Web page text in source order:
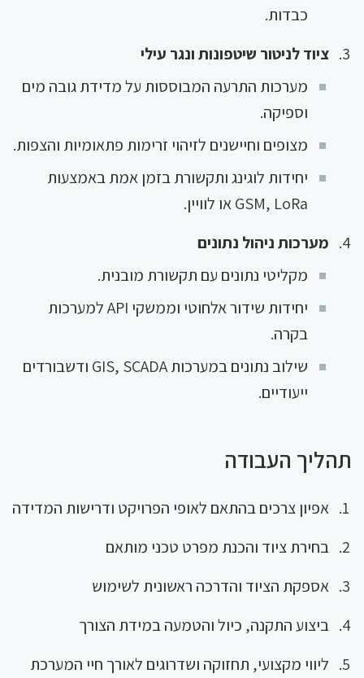
כבדות.
ציוד לניטור שיטפונות ונגר עילי
מערכות התרעה המבוססות על מדידת גובה מים
וספיקה.
מצופים וחיישנים לזיהוי זרימות פתאומיות והצפות.
יחידות לוגינג ותקשורת בזמן אמת באמצעות
GSM, LoRa או לוויין.
מערכות ניהול נתונים
מקליטי נתונים עם תקשורת מובנית.
יחידות שידור אלחוטי וממשקי API למערכות
בקרה.
שילוב נתונים במערכות GIS, SCADA ודשבורדים
ייעודיים.
תהליך העבודה
אפיון צרכים בהתאם לאופי הפרויקט ודרישות המדידה
בחירת ציוד והכנת מפרט טכני מותאם
אספקת הציוד והדרכה ראשונית לשימוש
ביצוע התקנה, כיול והטמעה במידת הצורך
ליווי מקצועי, תחזוקה ושדרוגים לאורך חיי המערכת